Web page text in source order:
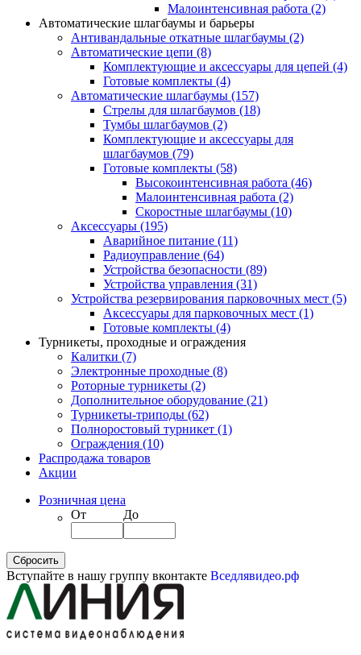
Малоинтенсивная работа (2)
Автоматические шлагбаумы и барьеры
Антивандальные откатные шлагбаумы (2)
Автоматические цепи (8)
Комплектующие и аксессуары для цепей (4)
Готовые комплекты (4)
Автоматические шлагбаумы (157)
Стрелы для шлагбаумов (18)
Тумбы шлагбаумов (2)
Комплектующие и аксессуары для
шлагбаумов (79)
Готовые комплекты (58)
Высокоинтенсивная работа (46)
Малоинтенсивная работа (2)
Скоростные шлагбаумы (10)
Аксессуары (195)
Аварийное питание (11)
Радиоуправление (64)
Устройства безопасности (89)
Устройства управления (31)
Устройства резервирования парковочных мест (5)
Аксессуары для парковочных мест (1)
Готовые комплекты (4)
Турникеты, проходные и ограждения
Калитки (7)
Электронные проходные (8)
Роторные турникеты (2)
Дополнительное оборудование (21)
Турникеты-триподы (62)
Полноростовый турникет (1)
Ограждения (10)
Распродажа товаров
Акции
Розничная цена
От
До
Вступайте в нашу группу вконтакте Вседлявидео.рф